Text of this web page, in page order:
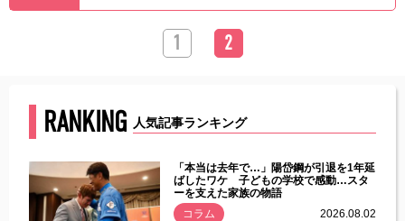
1 2
RANKING 人気記事ランキング
「本当は去年で…」陽岱鋼が引退を1年延
ばしたワケ 子どもの学校で感動…スタ
ーを支えた家族の物語
コラム
2026.08.02